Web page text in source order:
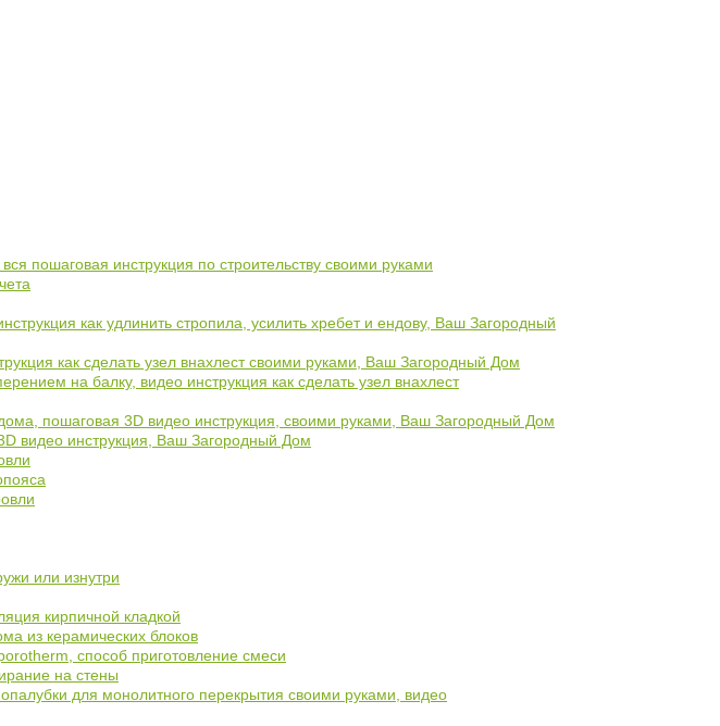
пошаговая инструкция по строительству своими руками
как удлинить стропила, усилить хребет и ендову, Ваш Загородный
как сделать узел внахлест своими руками, Ваш Загородный Дом
на балку, видео инструкция как сделать узел внахлест
пошаговая 3D видео инструкция, своими руками, Ваш Загородный Дом
видео инструкция, Ваш Загородный Дом
или изнутри
кирпичной кладкой
из керамических блоков
способ приготовление смеси
на стены
для монолитного перекрытия своими руками, видео